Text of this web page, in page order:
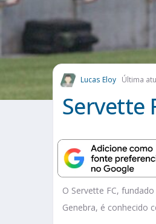
Lucas Eloy Última
Servette
O Servette FC,
Genebra, é conhecido